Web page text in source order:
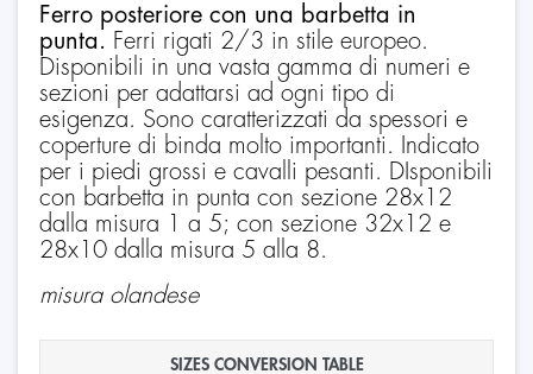
Ferro posteriore con una barbetta in
punta. Ferri rigati 2/3 in stile europeo.
Disponibili in una vasta gamma di numeri e
sezioni per adattarsi ad ogni tipo di
esigenza. Sono caratterizzati da spessori e
coperture di binda molto importanti. Indicato
per i piedi grossi e cavalli pesanti. DIsponibili
con barbetta in punta con sezione 28x12
dalla misura 1 a 5; con sezione 32x12 e
28x10 dalla misura 5 alla 8.
misura olandese
SIZES CONVERSION TABLE